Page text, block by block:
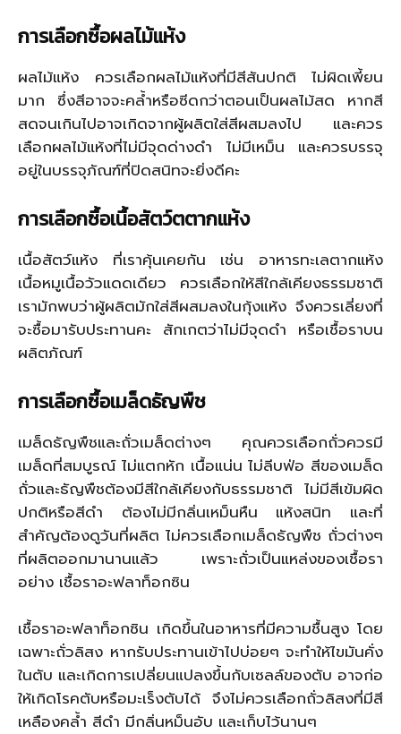
การเลือกซื้อผลไม้แห้ง
ผลไม้แห้ง ควรเลือกผลไม้แห้งที่มีสีสันปกติ ไม่ผิดเพี้ยน
มาก ซึ่งสีอาจจะคล้ำหรือซีดกว่าตอนเป็นผลไม้สด หากสี
สดจนเกินไปอาจเกิดจากผู้ผลิตใส่สีผสมลงไป และควร
เลือกผลไม้แห้งที่ไม่มีจุดด่างดำ ไม่มีเหม็น และควรบรรจุ
อยู่ในบรรจุภัณฑ์ที่ปิดสนิทจะยิ่งดีคะ
การเลือกซื้อเนื้อสัตว์ตตากแห้ง
เนื้อสัตว์แห้ง ที่เราคุ้นเคยกัน เช่น อาหารทะเลตากแห้ง
เนื้อหมูเนื้อวัวแดดเดียว ควรเลือกให้สีใกล้เคียงธรรมชาติ
เรามักพบว่าผู้ผลิตมักใส่สีผสมลงในกุ้งแห้ง จึงควรเลี่ยงที่
จะซื้อมารับประทานคะ สักเกตว่าไม่มีจุดดำ หรือเชื้อราบน
ผลิตภัณฑ์
การเลือกซื้อเมล็ดธัญพืช
เมล็ดธัญพืชและถั่วเมล็ดต่างๆ คุณควรเลือกถั่วควรมี
เมล็ดที่สมบูรณ์ ไม่แตกหัก เนื้อแน่น ไม่ลีบฟ่อ สีของเมล็ด
ถั่วและธัญพืชต้องมีสีใกล้เคียงกับธรรมชาติ ไม่มีสีเข้มผิด
ปกติหรือสีดำ ต้องไม่มีกลิ่นเหม็นหืน แห้งสนิท และที่
สำคัญต้องดูวันที่ผลิต ไม่ควรเลือกเมล็ดธัญพืช ถั่วต่างๆ
ที่ผลิตออกมานานแล้ว เพราะถั่วเป็นแหล่งของเชื้อรา
อย่าง เชื้อราอะฟลาท็อกซิน
เชื้อราอะฟลาท็อกซิน เกิดขึ้นในอาหารที่มีความชื้นสูง โดย
เฉพาะถั่วลิสง หากรับประทานเข้าไปบ่อยๆ จะทำให้ไขมันคั่ง
ในตับ และเกิดการเปลี่ยนแปลงขึ้นกับเซลล์ของตับ อาจก่อ
ให้เกิดโรคตับหรือมะเร็งตับได้ จึงไม่ควรเลือกถั่วลิสงที่มีสี
เหลืองคล้ำ สีดำ มีกลิ่นหม็นอับ และเก็บไว้นานๆ